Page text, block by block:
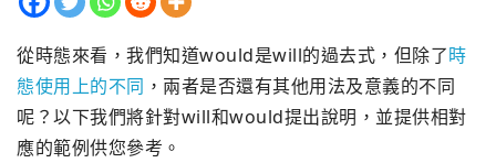
從時態來看，我們知道would是will的過去式，但除了時
態使用上的不同 ，兩者是否還有其他用法及意義的不同
呢？以下我們將針對will和would提出說明，並提供相對
應的範例供您參考。